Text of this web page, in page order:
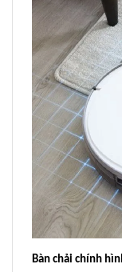
Bàn chải chính